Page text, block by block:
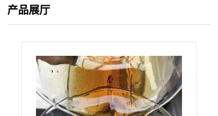
产品展厅